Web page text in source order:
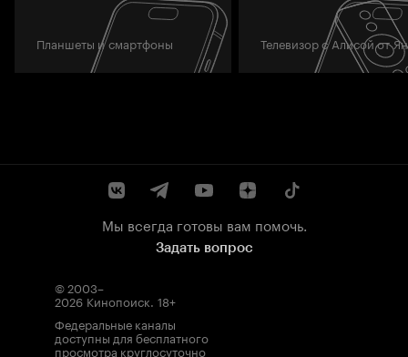
Планшеты и смартфоны Телевизор с Алисой от
Мы всегда готовы вам помочь.
Задать вопрос
© 2003–
2026 Кинопоиск. 18+
Федеральные каналы
доступны для бесплатного
просмотра круглосуточно